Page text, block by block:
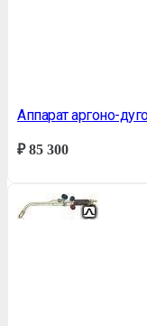
Аппарат аргоно-
₽85 300